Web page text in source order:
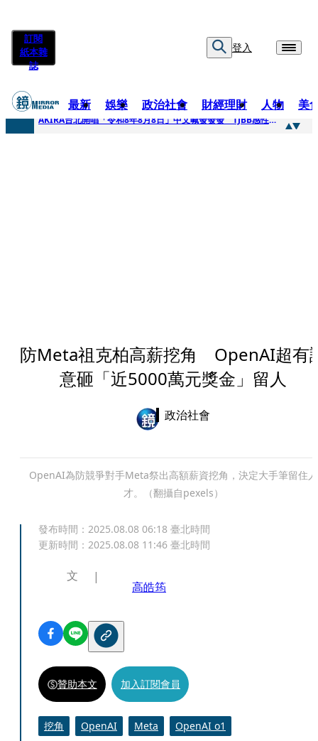
訂閱
紙本雜
誌
登入
最新 娛樂 政治社會 財經理財 人物 美
快訊
AKIRA台北開唱「令和8年8月8日」中文喊發發發 TJBB感性喊「謝謝AKIRA桑」
防Meta祖克柏高薪挖角 OpenAI超有
意砸「近5000萬元獎金」留人
政治社會
OpenAI為防競爭對手Meta祭出高額薪資挖角，決定大手筆留住人
才。（翻攝自pexels）
發布時間： 2025.08.08 06:18 臺北時間
更新時間： 2025.08.08 11:46 臺北時間
文
高皓筠
贊助本文 加入訂閱會員
挖角 OpenAI Meta OpenAI o1